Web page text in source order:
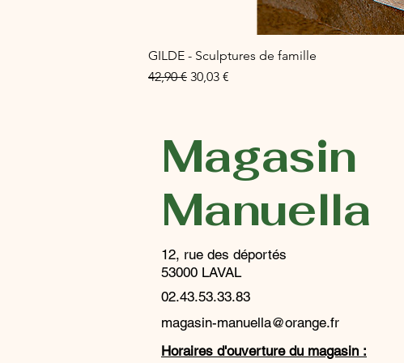
GILDE - Sculptures de famille
Prix original
42,90 € Prix promotionnel
30,03 €
Magasin
Manuella
12, rue des déportés
53000 LAVAL
02.43.53.33.83
magasin-manuella@orange.fr
Horaires d'ouverture du magasin :